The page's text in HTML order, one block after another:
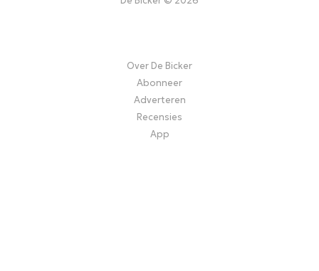
Over De Bicker
Abonneer
Adverteren
Recensies
App